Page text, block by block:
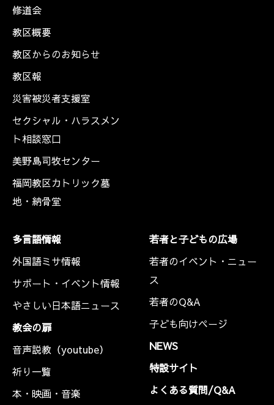
修道会
教区概要
教区からのお知らせ
教区報
災害被災者支援室
セクシャル・ハラスメン
ト相談窓口
美野島司牧センター
福岡教区カトリック墓
地・納骨堂
多言語情報
外国語ミサ情報
サポート・イベント情報
やさしい日本語ニュース
教会の扉
音声説教（youtube）
祈り一覧
本・映画・音楽
若者と子どもの広場
若者のイベント・ニュー
ス
若者のQ&A
子ども向けページ
NEWS
特設サイト
よくある質問/Q&A